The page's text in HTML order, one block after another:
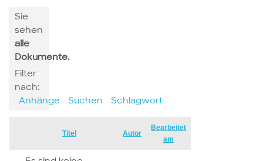
Sie
sehen
alle
Dokumente.
Filter
nach:
Anhänge
Suchen Schlagwort
Titel Autor
Bearbeitet
am